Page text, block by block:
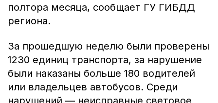
полтора месяца, сообщает ГУ ГИБДД
региона.
За прошедшую неделю были проверены
1230 единиц транспорта, за нарушение
были наказаны больше 180 водителей
или владельцев автобусов. Среди
нарушений — неисправные световое